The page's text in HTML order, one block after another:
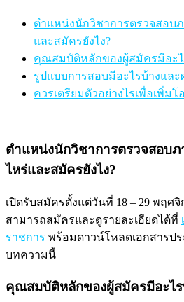
ตำแหน่งนักวิชาการตรวจสอบ
และสมัครยังไง?
คุณสมบัติหลักของผู้สมัครมีอะไ
รูปแบบการสอบมีอะไรบ้างแล
ควรเตรียมตัวอย่างไรเพื่อเพิ่ม
ตำแหน่งนักวิชาการตรวจสอบภ
ไหร่และสมัครยังไง?
เปิดรับสมัครตั้งแต่วันที่ 18 – 29 พฤศจิ
สามารถสมัครและดูรายละเอียดได้ที่
ราชการ พร้อมดาวน์โหลดเอกสารป
บทความนี้
คุณสมบัติหลักของผู้สมัครมีอะไร